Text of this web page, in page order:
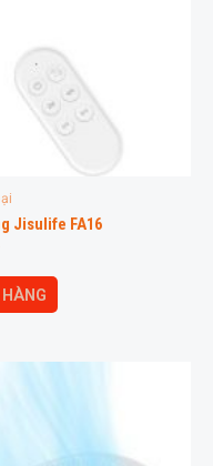
Jisulife FA16